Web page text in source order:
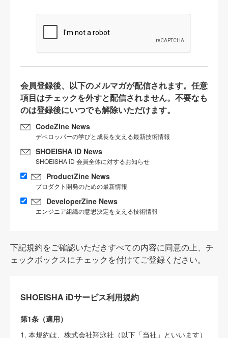
会員登録後、以下のメルマガが配信されます。任意
項目はチェックを外すと配信されません。不要なも
のは登録後にいつでも解除いただけます。
CodeZine News
デベロッパーの学びと成長を支える最新技術情報
SHOEISHA iD News
SHOEISHA iD 会員全体に対するお知らせ
ProductZine News
プロダクト開発のための最新情報
DeveloperZine News
エンジニア組織の意思決定を支える技術情報
下記規約をご確認いただきすべての内容に同意の上、チ
ェックボックスにチェックを付けてご登録ください。
SHOEISHA iDサービス利用規約
第1条（適用）
1. 本規約は、株式会社翔泳社（以下「当社」といいます）